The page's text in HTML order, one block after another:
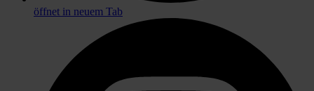
öffnet in neuem Tab